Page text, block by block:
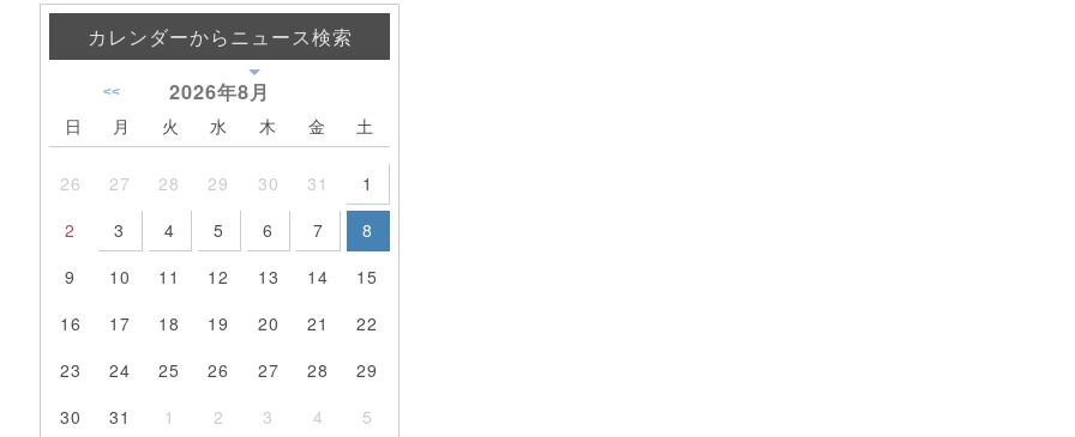
カレンダーからニュース検索
2026年8月
<<
日 月 火 水 木 金 土
26 27 28 29 30 31
1
2
3 4 5 6 7
8
9
10 11 12 13 14
15
16
17 18 19 20 21
22
23
24 25 26 27 28
29
30
31 1 2 3 4 5